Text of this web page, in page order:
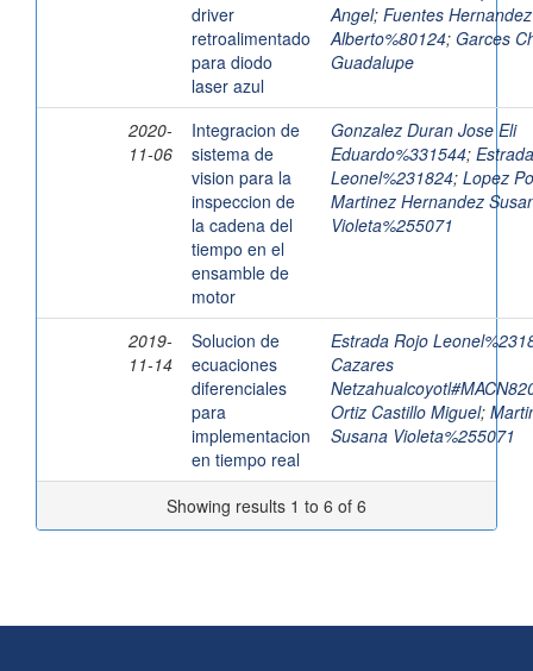
driver
retroalimentado
para diodo
laser azul
Angel; Fuentes
Alberto%80124; Garces
Guadalupe
2020-
11-06
Integracion de
sistema de
vision para la
inspeccion de
la cadena del
tiempo en el
ensamble de
motor
Gonzalez Duran Jose Eli
Eduardo%331544;
Leonel%231824; Lopez
Martinez Hernandez
Violeta%255071
2019-
11-14
Solucion de
ecuaciones
diferenciales
para
implementacion
en tiempo real
Estrada Rojo
Cazares
Ortiz Castillo Miguel;
Susana Violeta%255071
Showing results 1 to 6 of 6